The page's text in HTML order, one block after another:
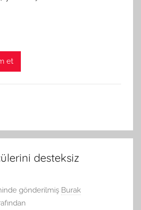
et
desteksiz
gönderilmiş Burak